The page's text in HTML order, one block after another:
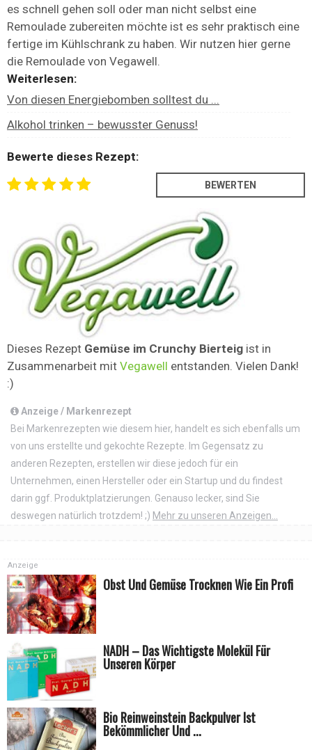
es schnell gehen soll oder man nicht selbst eine
Remoulade zubereiten möchte ist es sehr praktisch eine
fertige im Kühlschrank zu haben. Wir nutzen hier gerne
die Remoulade von Vegawell.
Weiterlesen:
Von diesen Energiebomben solltest du ...
Alkohol trinken – bewusster Genuss!
Bewerte dieses Rezept:
Dieses Rezept Gemüse im Crunchy Bierteig ist in
Zusammenarbeit mit Vegawell entstanden. Vielen Dank!
:)
Anzeige / Markenrezept
Bei Markenrezepten wie diesem hier, handelt es sich ebenfalls um
von uns erstellte und gekochte Rezepte. Im Gegensatz zu
anderen Rezepten, erstellen wir diese jedoch für ein
Unternehmen, einen Hersteller oder ein Startup und du findest
darin ggf. Produktplatzierungen. Genauso lecker, sind Sie
deswegen natürlich trotzdem! ;) Mehr zu unseren Anzeigen...
Obst Und Gemüse Trocknen Wie Ein Profi
Anzeige
NADH – Das Wichtigste Molekül Für
Unseren Körper
Bio Reinweinstein Backpulver Ist
Bekömmlicher Und ...